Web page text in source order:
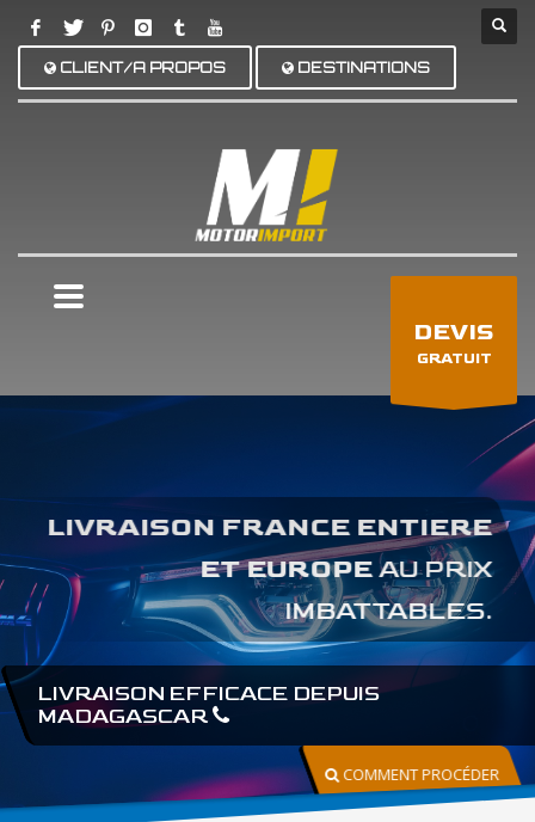
CLIENT/A PROPOS DESTINATIONS
DEVIS
GRATUIT
LIVRAISON FRANCE ENTIERE
ET EUROPEAU PRIX
IMBATTABLES.
LIVRAISON EFFICACE DEPUIS
MADAGASCAR
COMMENT PROCÉDER